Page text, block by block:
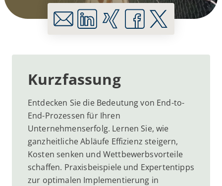
Kurzfassung
Entdecken Sie die Bedeutung von End-to-
End-Prozessen für Ihren
Unternehmenserfolg. Lernen Sie, wie
ganzheitliche Abläufe Effizienz steigern,
Kosten senken und Wettbewerbsvorteile
schaffen. Praxisbeispiele und Expertentipps
zur optimalen Implementierung in